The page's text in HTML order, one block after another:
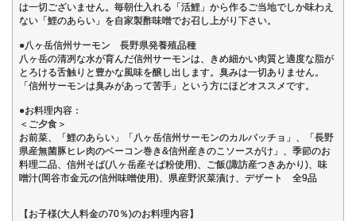
は一切ございません。毎朝仕入れる「活鯉」から作るご当地でしか味わえ
ない「鯉のあらい」を自家製酢味噌でお召し上がり下さい。
●八ヶ岳信州サーモン 長野県発養殖品種
八ヶ岳の清冽な水が育んだ信州サーモンは、きめ細かい肉質と適度な脂が
とろける舌触りと豊かな風味を醸し出します。臭みは一切ありません。
「信州サーモンは臭みがあって苦手」という方にほどオススメです。
●お料理内容：
＜ご夕食＞
お前菜、「鯉のあらい」「八ヶ岳信州サーモンのカルパッチョ」、「長野
県産無菌豚ヒレ肉のベーコン巻き&信州産きのこソースがけ」、季節のお
料理二品、信州そば(八ヶ岳産そば粉使用)、ご飯(諏訪産つきあかり)、味
噌汁(岡谷市金元の信州味噌使用)、県産野沢菜漬け、デザート 全9品
【お子様(大人料金の70％)のお料理内容】